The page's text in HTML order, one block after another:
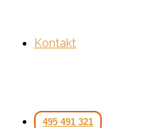
Kontakt
495 491 321